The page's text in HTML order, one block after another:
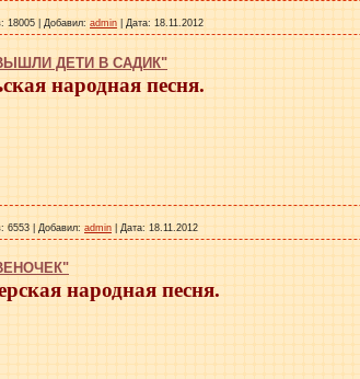
18005 Добавил: admin Дата: 18.11.2012
ДЕТИ В САДИК"
народная песня.
6553 Добавил: admin Дата: 18.11.2012
народная песня.